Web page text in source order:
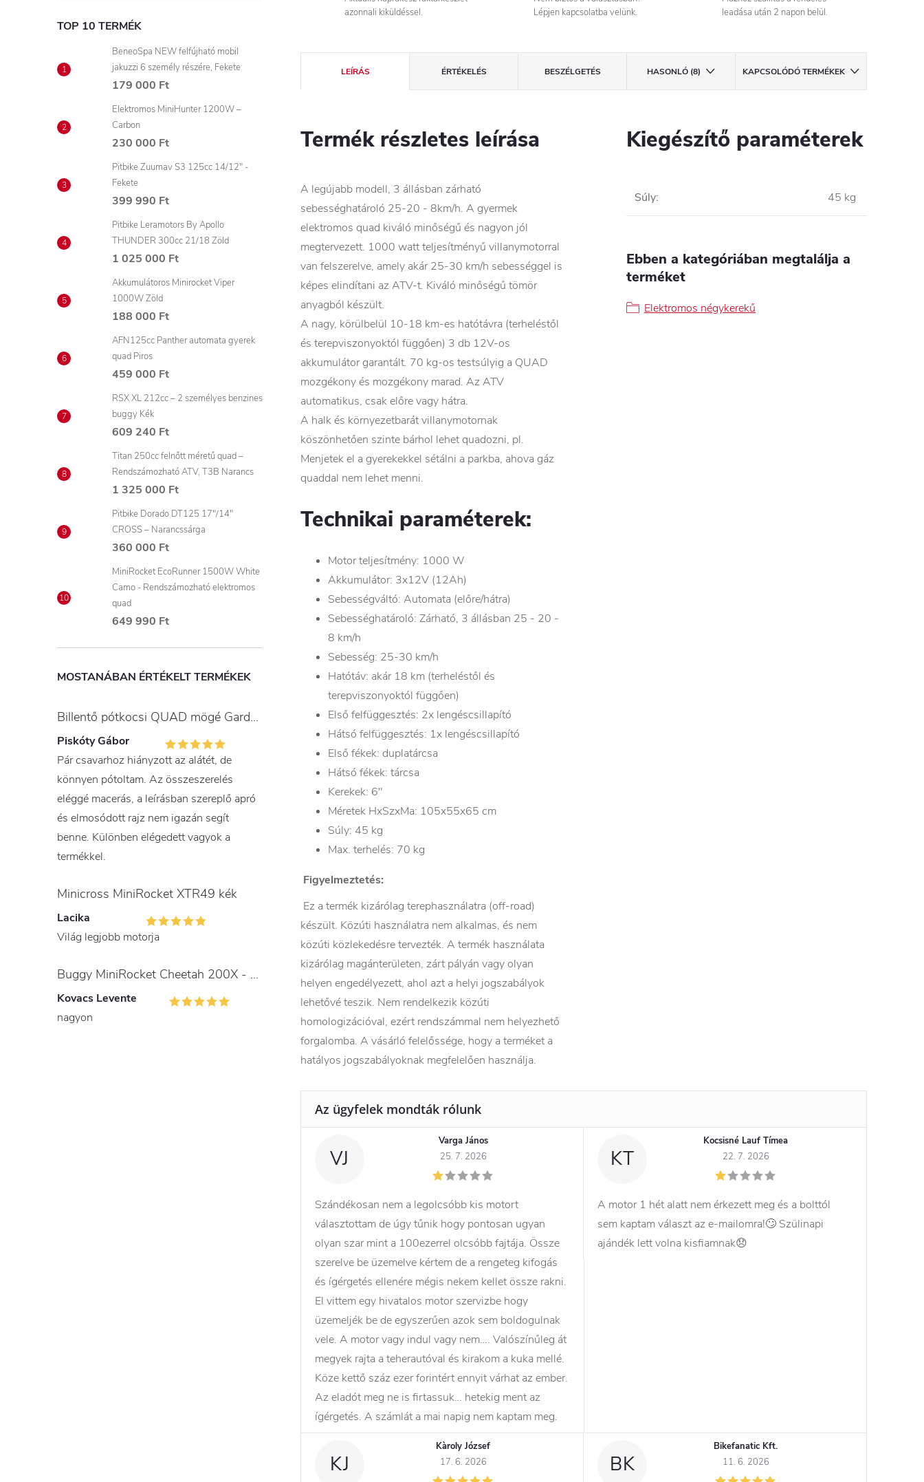
TOP 10 TERMÉK
BeneoSpa NEW felfújható mobil
jakuzzi 6 személy részére, Fekete
179 000 Ft
Elektromos MiniHunter 1200W –
Carbon
230 000 Ft
Pitbike Zuumav S3 125cc 14/12" -
Fekete
399 990 Ft
Pitbike Leramotors By Apollo
THUNDER 300cc 21/18 Zöld
1 025 000 Ft
Akkumulátoros Minirocket Viper
1000W Zöld
188 000 Ft
AFN125cc Panther automata gyerek
quad Piros
459 000 Ft
RSX XL 212cc – 2 személyes benzines
buggy Kék
609 240 Ft
Titan 250cc felnőtt méretű quad –
Rendszámozható ATV, T3B Narancs
1 325 000 Ft
Pitbike Dorado DT125 17"/14"
CROSS – Narancssárga
360 000 Ft
MiniRocket EcoRunner 1500W White
Camo - Rendszámozható elektromos
quad
649 990 Ft
MOSTANÁBAN ÉRTÉKELT TERMÉKEK
Billentő pótkocsi QUAD mögé Gardner
Piskóty Gábor
Pár csavarhoz hiányzott az alátét, de
könnyen pótoltam. Az összeszerelés
eléggé macerás, a leírásban szereplő apró
és elmosódott rajz nem igazán segít
benne. Különben elégedett vagyok a
termékkel.
Minicross MiniRocket XTR49 kék
Lacika
Világ legjobb motorja
Buggy MiniRocket Cheetah 200X - gyerekeknek és felnőtteknek
Kovacs Levente
nagyon
azonnali kiküldéssel.
Lépjen kapcsolatba velünk.
leadása után 2 napon belül.
LEÍRÁS ÉRTÉKELÉS BESZÉLGETÉS HASONLÓ (8) KAPCSOLÓDÓ TERMÉKEK
Termék részletes leírása
A legújabb modell, 3 állásban zárható
sebességhatároló 25-20 - 8km/h. A gyermek
elektromos quad kiváló minőségű és nagyon jól
megtervezett. 1000 watt teljesítményű villanymotorral
van felszerelve, amely akár 25-30 km/h sebességgel is
képes elindítani az ATV-t. Kiváló minőségű tömör
anyagból készült.
A nagy, körülbelül 10-18 km-es hatótávra (terheléstől
és terepviszonyoktól függően) 3 db 12V-os
akkumulátor garantált. 70 kg-os testsúlyig a QUAD
mozgékony és mozgékony marad. Az ATV
automatikus, csak előre vagy hátra.
A halk és környezetbarát villanymotornak
köszönhetően szinte bárhol lehet quadozni, pl.
Menjetek el a gyerekekkel sétálni a parkba, ahova gáz
quaddal nem lehet menni.
Technikai paraméterek:
Motor teljesítmény: 1000 W
Akkumulátor: 3x12V (12Ah)
Sebességváltó: Automata (előre/hátra)
Sebességhatároló: Zárható, 3 állásban 25 - 20 -
8 km/h
Sebesség: 25-30 km/h
Hatótáv: akár 18 km (terheléstől és
terepviszonyoktól függően)
Első felfüggesztés: 2x lengéscsillapító
Hátsó felfüggesztés: 1x lengéscsillapító
Első fékek: duplatárcsa
Hátsó fékek: tárcsa
Kerekek: 6"
Méretek HxSzxMa: 105x55x65 cm
Súly: 45 kg
Max. terhelés: 70 kg
Figyelmeztetés:
Ez a termék kizárólag terephasználatra (off-road)
készült. Közúti használatra nem alkalmas, és nem
közúti közlekedésre tervezték. A termék használata
kizárólag magánterületen, zárt pályán vagy olyan
helyen engedélyezett, ahol azt a helyi jogszabályok
lehetővé teszik. Nem rendelkezik közúti
homologizációval, ezért rendszámmal nem helyezhető
forgalomba. A vásárló felelőssége, hogy a terméket a
hatályos jogszabályoknak megfelelően használja.
Kiegészítő paraméterek
Súly: 45 kg
Ebben a kategóriában megtalálja a
terméket
Elektromos négykerekű
VJ
Varga János
25. 7. 2026
Szándékosan nem a legolcsóbb kis motort
választottam de úgy tűnik hogy pontosan ugyan
olyan szar mint a 100ezerrel olcsóbb fajtája. Össze
szerelve be üzemelve kértem de a rengeteg kifogás
és ígérgetés ellenére mégis nekem kellet össze rakni.
El vittem egy hivatalos motor szervizbe hogy
üzemeljék be de egyszerűen azok sem boldogulnak
vele. A motor vagy indul vagy nem…. Valószínűleg át
megyek rajta a teherautóval és kirakom a kuka mellé.
Köze kettő száz ezer forintért ennyit várhat az ember.
Az eladót meg ne is firtassuk… hetekig ment az
ígérgetés. A számlát a mai napig nem kaptam meg.
KT
Kocsisné Lauf Tímea
22. 7. 2026
A motor 1 hét alatt nem érkezett meg és a bolttól
sem kaptam választ az e-mailomra!🙄 Szülinapi
ajándék lett volna kisfiamnak😞
KJ
Kàroly József
17. 6. 2026
BK
Bikefanatic Kft.
11. 6. 2026